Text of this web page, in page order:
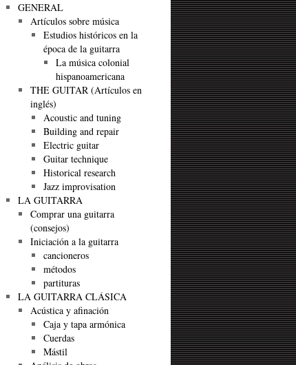
GENERAL
Artículos sobre música
Estudios históricos en la
época de la guitarra
La música colonial
hispanoamericana
THE GUITAR (Artículos en
inglés)
Acoustic and tuning
Building and repair
Electric guitar
Guitar technique
Historical research
Jazz improvisation
LA GUITARRA
Comprar una guitarra
(consejos)
Iniciación a la guitarra
cancioneros
métodos
partituras
LA GUITARRA CLÁSICA
Acústica y afinación
Caja y tapa armónica
Cuerdas
Mástil